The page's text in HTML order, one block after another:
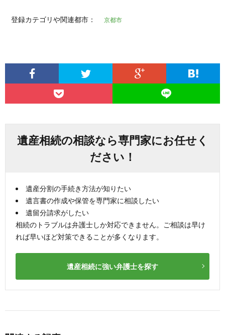
登録カテゴリや関連都市： 京都市
遺産相続の相談なら専門家にお任せく
ださい！
遺産分割の手続き方法が知りたい
遺言書の作成や保管を専門家に相談したい
遺留分請求がしたい
相続のトラブルは弁護士しか対応できません。ご相談は早け
れば早いほど対策できることが多くなります。
遺産相続に強い弁護士を探す